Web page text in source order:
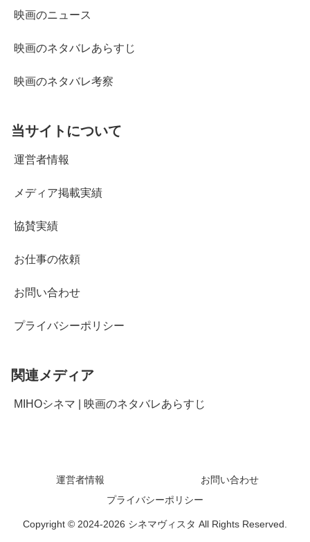
映画のニュース
映画のネタバレあらすじ
映画のネタバレ考察
当サイトについて
運営者情報
メディア掲載実績
協賛実績
お仕事の依頼
お問い合わせ
プライバシーポリシー
関連メディア
MIHOシネマ | 映画のネタバレあらすじ
運営者情報
お問い合わせ
プライバシーポリシー
Copyright © 2024-2026 シネマヴィスタ All Rights Reserved.